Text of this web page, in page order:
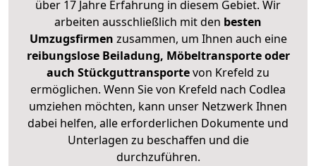
über 17 Jahre Erfahrung in diesem Gebiet. Wir
arbeiten ausschließlich mit den besten
Umzugsfirmen zusammen, um Ihnen auch eine
reibungslose Beiladung, Möbeltransporte oder
auch Stückguttransportevon Krefeld zu
ermöglichen. Wenn Sie von Krefeld nach Codlea
umziehen möchten, kann unser Netzwerk Ihnen
dabei helfen, alle erforderlichen Dokumente und
Unterlagen zu beschaffen und die
durchzuführen.